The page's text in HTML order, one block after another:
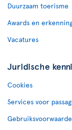
Duurzaam toerisme
Awards en
Vacatures
Juridische
Cookies
Services voor